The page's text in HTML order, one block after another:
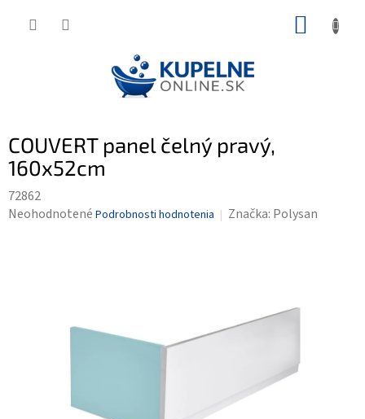
COUVERT panel čelný pravý,
160x52cm
72862
Priemerné
Neohodnotené Podrobnosti hodnotenia Značka: Polysan